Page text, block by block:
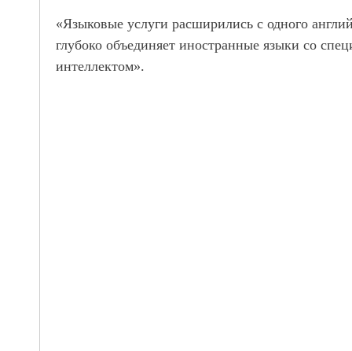
«Языковые услуги расширились с одного
глубоко объединяет иностранные языки со
интеллектом».